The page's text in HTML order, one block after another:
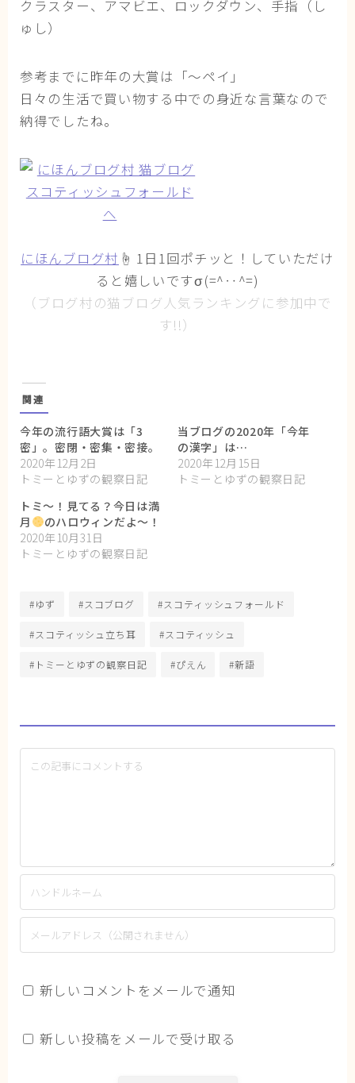
クラスター、アマビエ、ロックダウン、手指（し
ゅし）
参考までに昨年の大賞は「～ペイ」
日々の生活で買い物する中での身近な言葉なので
納得でしたね。
にほんブログ村 ☝ 1日1回ポチッと！していただけ
ると嬉しいですσ(=^‥^=)
（ブログ村の猫ブログ人気ランキングに参加中で
す!!）
関連
今年の流行語大賞は「3
密」。密閉・密集・密接。
2020年12月2日
トミーとゆずの観察日記
当ブログの2020年「今年
の漢字」は…
2020年12月15日
トミーとゆずの観察日記
トミ〜！見てる？今日は満
月
のハロウィンだよ〜！
2020年10月31日
トミーとゆずの観察日記
#ゆず #スコブログ #スコティッシュフォールド
#スコティッシュ立ち耳 #スコティッシュ
#トミーとゆずの観察日記 #ぴえん #新語
新しいコメントをメールで通知
新しい投稿をメールで受け取る